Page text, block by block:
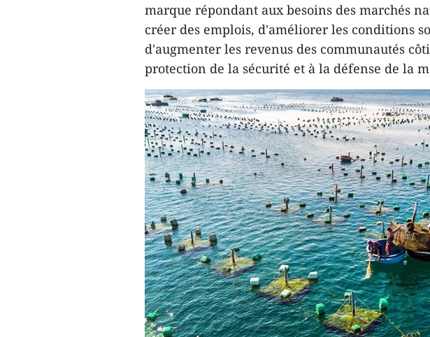
marque répondant aux besoins des marchés
créer des emplois, d'améliorer les conditions
d'augmenter les revenus des communautés
protection de la sécurité et à la défense de la